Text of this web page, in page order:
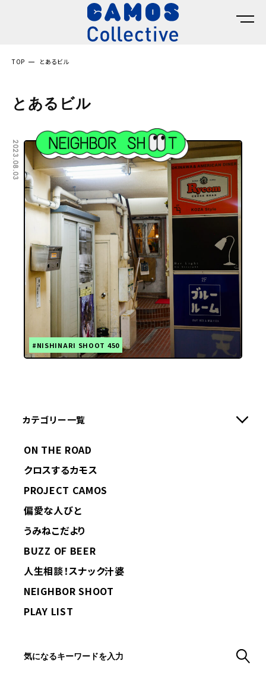
TOP とあるビル
とあるビル
2023.08.03
#NISHINARI SHOOT 450
カテゴリー一覧
ON THE ROAD
クロスするカモス
PROJECT CAMOS
偏愛な人びと
うみねこだより
BUZZ OF BEER
人生相談！スナック汁婆
NEIGHBOR SHOOT
PLAY LIST